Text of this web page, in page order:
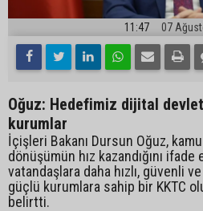
11:47 07
Oğuz: Hedefimiz dijital
kurumlar
İçişleri Bakanı Dursun Oğuz,
dönüşümün hız kazandığını
vatandaşlara daha hızlı, güvenli
güçlü kurumlara sahip bir KKTC
belirtti.